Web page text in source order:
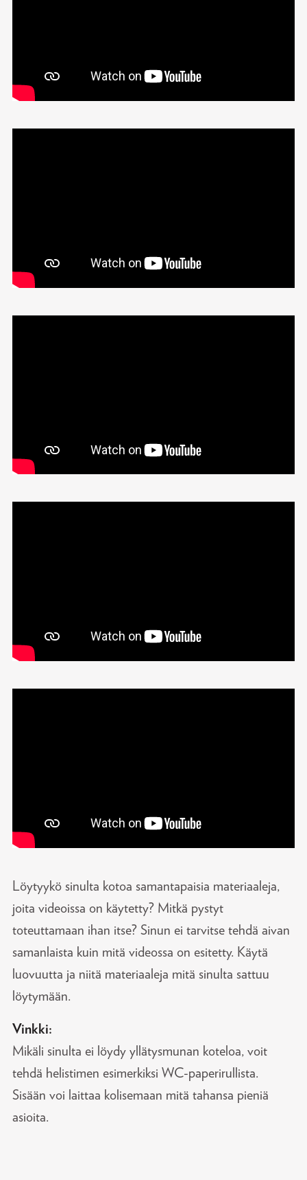
Löytyykö sinulta kotoa samantapaisia materiaaleja,
joita videoissa on käytetty? Mitkä pystyt
toteuttamaan ihan itse? Sinun ei tarvitse tehdä aivan
samanlaista kuin mitä videossa on esitetty. Käytä
luovuutta ja niitä materiaaleja mitä sinulta sattuu
löytymään.
Vinkki:
Mikäli sinulta ei löydy yllätysmunan koteloa, voit
tehdä helistimen esimerkiksi WC-paperirullista.
Sisään voi laittaa kolisemaan mitä tahansa pieniä
asioita.